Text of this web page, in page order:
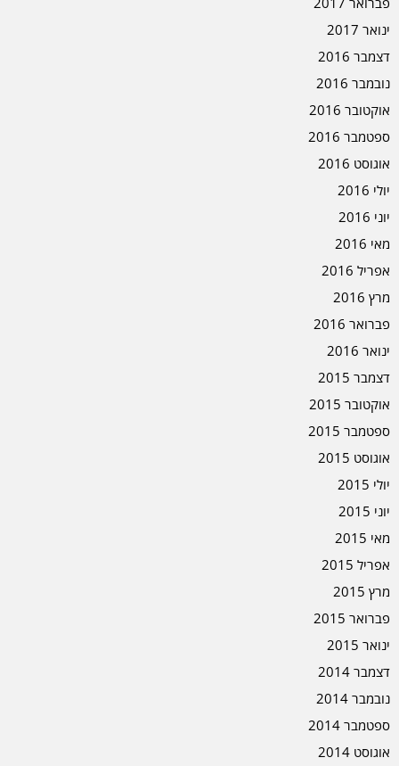
ינואר 2017
דצמבר 2016
נובמבר 2016
אוקטובר 2016
ספטמבר 2016
אוגוסט 2016
יולי 2016
יוני 2016
מאי 2016
אפריל 2016
מרץ 2016
פברואר 2016
ינואר 2016
דצמבר 2015
אוקטובר 2015
ספטמבר 2015
אוגוסט 2015
יולי 2015
יוני 2015
מאי 2015
אפריל 2015
מרץ 2015
פברואר 2015
ינואר 2015
דצמבר 2014
נובמבר 2014
ספטמבר 2014
אוגוסט 2014